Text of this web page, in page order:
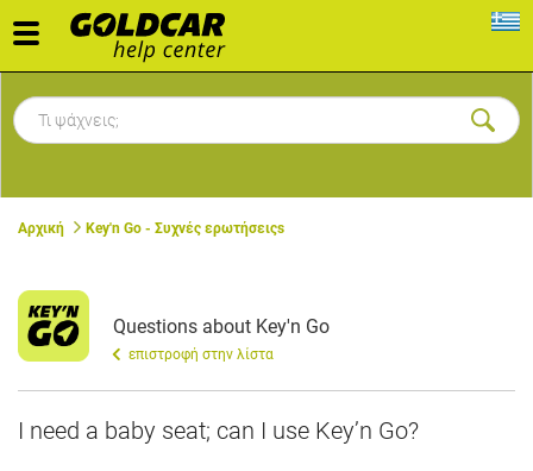
Toggle
navigation
Αρχική Key'n Go - Συχνές ερωτήσειςs
Questions about Key'n Go
επιστροφή στην λίστα
I need a baby seat; can I use Key’n Go?